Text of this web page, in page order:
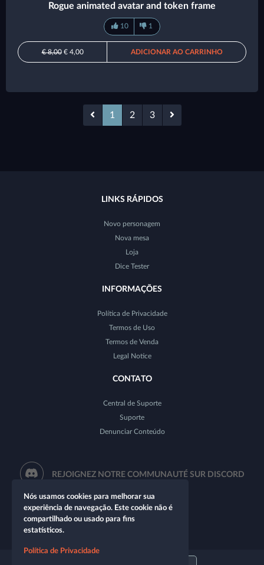
Rogue animated avatar and token frame
10 1
€ 8,00€ 4,00 ADICIONAR AO CARRINHO
1 2 3
LINKS RÁPIDOS
Novo personagem
Nova mesa
Loja
Dice Tester
INFORMAÇÕES
Política de Privacidade
Termos de Uso
Termos de Venda
Legal Notice
CONTATO
Central de Suporte
Suporte
Denunciar Conteúdo
REJOIGNEZ NOTRE COMMUNAUTÉ SUR DISCORD
Nós usamos cookies para melhorar sua
experiência de navegação. Este cookie não é
compartilhado ou usado para fins
estatísticos.
Política de Privacidade